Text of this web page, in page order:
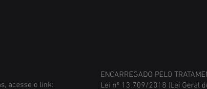
ENCARREGADO PELO
Lei nº 13.709/2018 (Lei Geral
acesse o link: